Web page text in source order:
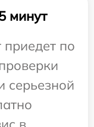
минут
приедет по
серьезной